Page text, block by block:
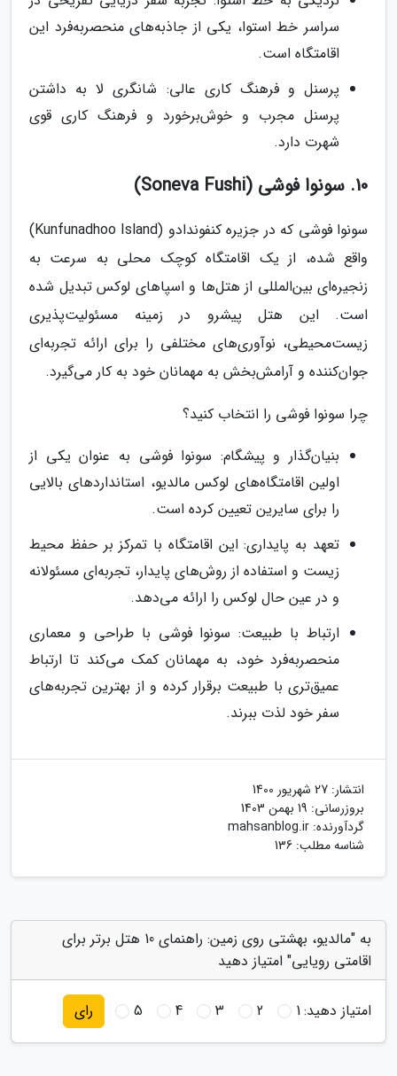
سراسر خط استوا، یکی از جاذبه‌های منحصربه‌فرد این
اقامتگاه است.
پرسنل و فرهنگ کاری عالی: شانگری لا به داشتن
پرسنل مجرب و خوش‌برخورد و فرهنگ کاری قوی
شهرت دارد.
10. سونوا فوشی (Soneva Fushi)
سونوا فوشی که در جزیره کنفوندادو (Kunfunadhoo Island)
واقع شده، از یک اقامتگاه کوچک محلی به سرعت به
زنجیره‌ای بین‌المللی از هتل‌ها و اسپاهای لوکس تبدیل شده
است. این هتل پیشرو در زمینه مسئولیت‌پذیری
زیست‌محیطی، نوآوری‌های مختلفی را برای ارائه تجربه‌ای
جوان‌کننده و آرامش‌بخش به مهمانان خود به کار می‌گیرد.
چرا سونوا فوشی را انتخاب کنید؟
بنیان‌گذار و پیشگام: سونوا فوشی به عنوان یکی از
اولین اقامتگاه‌های لوکس مالدیو، استانداردهای بالایی
را برای سایرین تعیین کرده است.
تعهد به پایداری: این اقامتگاه با تمرکز بر حفظ محیط
زیست و استفاده از روش‌های پایدار، تجربه‌ای مسئولانه
و در عین حال لوکس را ارائه می‌دهد.
ارتباط با طبیعت: سونوا فوشی با طراحی و معماری
منحصربه‌فرد خود، به مهمانان کمک می‌کند تا ارتباط
عمیق‌تری با طبیعت برقرار کرده و از بهترین تجربه‌های
سفر خود لذت ببرند.
انتشار: 27 شهریور 1400
بروزرسانی: 19 بهمن 1403
گردآورنده: mahsanblog.ir
شناسه مطلب: 136
به "مالدیو، بهشتی روی زمین: راهنمای 10 هتل برتر برای
اقامتی رویایی" امتیاز دهید
امتیاز دهید:1
2
3
4
5 رای